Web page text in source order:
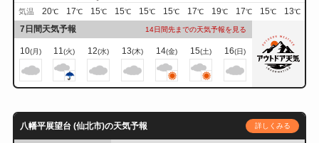
気温 20℃ 17℃ 15℃ 15℃ 15℃ 15℃ 17℃ 19℃ 17℃ 15℃ 13℃
7日間天気予報 14日間先までの天気予報を見る
10(月) 11(火) 12(水) 13(木) 14(金) 15(土) 16(日)
八幡平展望台 (仙北市)の天気予報 詳しくみる